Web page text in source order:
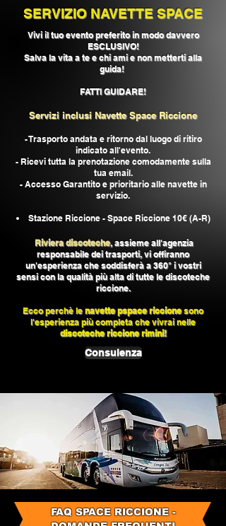
SERVIZIO NAVETTE SPACE
Vivi il tuo evento preferitoin modo davvero
ESCLUSIVO!
Salva la vita a te e chi ami e non metterti alla
guida!
FATTI GUIDARE!
Servizi inclusi Navette Space Riccione
- Trasporto andata e ritorno dal luogo di ritiro
indicato all'evento.
- Ricevi tutta la prenotazione comodamente sulla
tua email.
- Accesso Garantito e prioritario alle navette in
servizio.
Stazione Riccione - Space Riccione 10€ (A-R)
Riviera discoteche, assieme all'agenzia
responsabile dei trasporti, vi offiranno
un'esperienza che soddisferà a 360° i vostri
sensi con la qualità più alta di tutte le discoteche
riccione.
Ecco perchè lenavette pspace riccionesono
l'esperienza più completa che vivrai nelle
discoteche riccione rimini!
Consulenza
FAQ SPACE RICCIONE -